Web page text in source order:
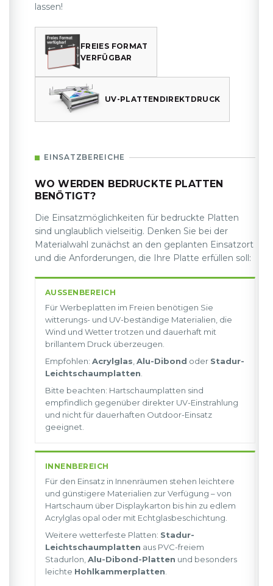
lassen!
FREIES FORMAT
VERFÜGBAR
UV-PLATTEN­DIREKTDRUCK
EINSATZBEREICHE
WO WERDEN BEDRUCKTE PLATTEN
BENÖTIGT?
Die Einsatzmöglichkeiten für bedruckte Platten
sind unglaublich vielseitig. Denken Sie bei der
Materialwahl zunächst an den geplanten Einsatzort
und die Anforderungen, die Ihre Platte erfüllen soll:
AUSSENBEREICH
Für Werbeplatten im Freien benötigen Sie
witterungs- und UV-beständige Materialien, die
Wind und Wetter trotzen und dauerhaft mit
brillantem Druck überzeugen.
Empfohlen: Acrylglas Alu-Dibond oder Stadur-
Leichtschaumplatten
Bitte beachten: Hartschaumplatten sind
empfindlich gegenüber direkter UV-Einstrahlung
und nicht für dauerhaften Outdoor-Einsatz
geeignet.
INNENBEREICH
Für den Einsatz in Innenräumen stehen leichtere
und günstigere Materialien zur Verfügung – von
Hartschaum über Displaykarton bis hin zu edlem
Acrylglas opal oder mit Echtglasbeschichtung.
Weitere wetterfeste Platten: Stadur-
Leichtschaumplatten aus PVC-freiem
Stadurlon, Alu-Dibond-Platten und besonders
leichte Hohlkammerplatten